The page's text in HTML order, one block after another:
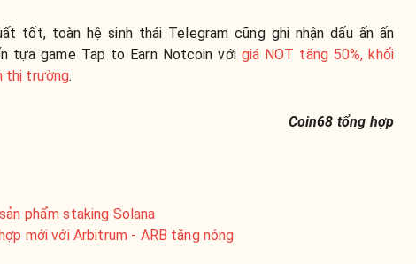
tốt, toàn hệ sinh thái Telegram cũng ghi nhận dấu ấn ấn
tựa game Tap to Earn Notcoin với giá NOT tăng 50%, khối
thị trường.
Coin68 tổng hợp
phẩm staking Solana
mới với Arbitrum - ARB tăng nóng